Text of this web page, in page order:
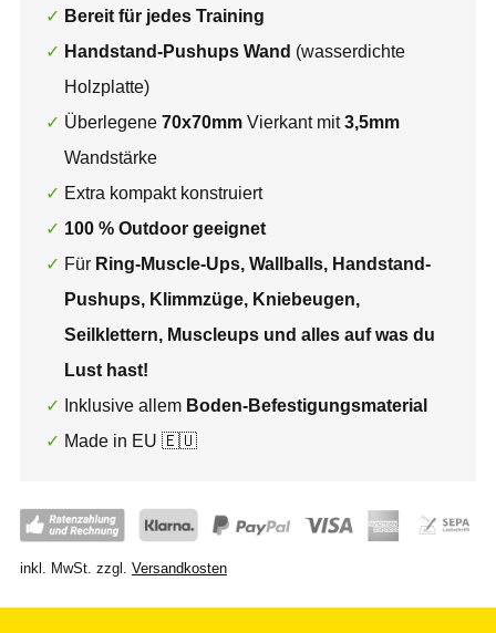
Bereit für jedes Training
Handstand-Pushups Wand (wasserdichte
Holzplatte)
Überlegene 70x70mmVierkant mit3,5mm
Wandstärke
Extra kompakt konstruiert
100 % Outdoor geeignet
Für Ring-Muscle-Ups, Wallballs, Handstand-
Pushups, Klimmzüge, Kniebeugen,
Seilklettern, Muscleups und alles auf was du
Lust hast!
Inklusive allem Boden-Befestigungsmaterial
Made in EU 🇪🇺
inkl. MwSt. zzgl. Versandkosten